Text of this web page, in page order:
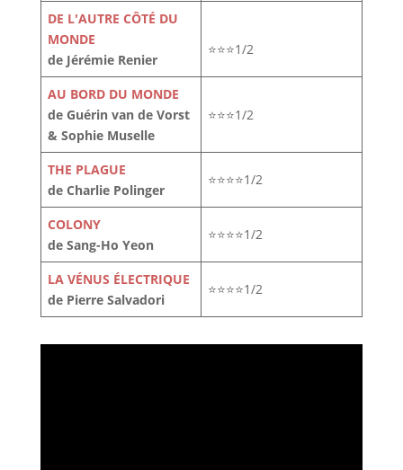
DE L'AUTRE CÔTÉ DU
MONDE
de Jérémie Renier
⭐⭐⭐1/2
AU BORD DU MONDE
de Guérin van de Vorst
& Sophie Muselle
⭐⭐⭐1/2
THE PLAGUE
de Charlie Polinger
⭐⭐⭐⭐1/2
COLONY
de Sang-Ho Yeon
⭐⭐⭐⭐1/2
LA VÉNUS ÉLECTRIQUE
de Pierre Salvadori
⭐⭐⭐⭐1/2